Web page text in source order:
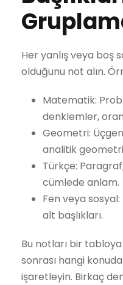
Her yanlış veya boş
olduğunu not alın.
Matematik:
denklemler,
Geometri:
analitik
Türkçe:
cümlede anlam.
Fen veya
alt başlıkları.
Bu notları bir
sonrası hangi
işaretleyin. Birkaç